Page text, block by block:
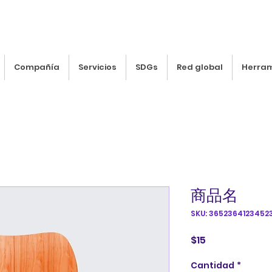
Compañía Servicios SDGs Red global
商品名
SKU:
$15
Cantidad *